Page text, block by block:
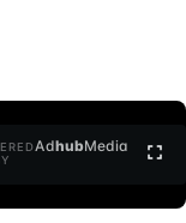
AdhubMedia